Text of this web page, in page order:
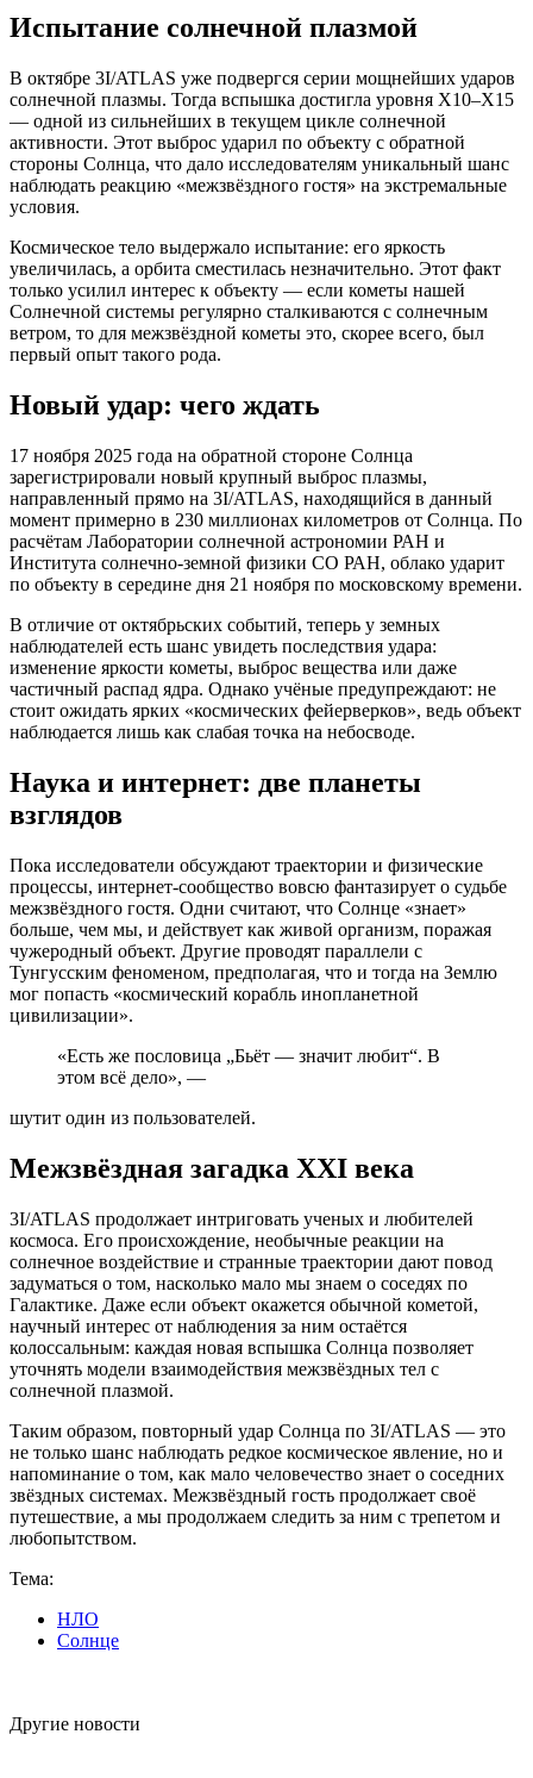
Испытание солнечной плазмой
В октябре 3I/ATLAS уже подвергся серии мощнейших ударов
солнечной плазмы. Тогда вспышка достигла уровня X10–X15
— одной из сильнейших в текущем цикле солнечной
активности. Этот выброс ударил по объекту с обратной
стороны Солнца, что дало исследователям уникальный шанс
наблюдать реакцию «межзвёздного гостя» на экстремальные
условия.
Космическое тело выдержало испытание: его яркость
увеличилась, а орбита сместилась незначительно. Этот факт
только усилил интерес к объекту — если кометы нашей
Солнечной системы регулярно сталкиваются с солнечным
ветром, то для межзвёздной кометы это, скорее всего, был
первый опыт такого рода.
Новый удар: чего ждать
17 ноября 2025 года на обратной стороне Солнца
зарегистрировали новый крупный выброс плазмы,
направленный прямо на 3I/ATLAS, находящийся в данный
момент примерно в 230 миллионах километров от Солнца. По
расчётам Лаборатории солнечной астрономии РАН и
Института солнечно-земной физики СО РАН, облако ударит
по объекту в середине дня 21 ноября по московскому времени.
В отличие от октябрьских событий, теперь у земных
наблюдателей есть шанс увидеть последствия удара:
изменение яркости кометы, выброс вещества или даже
частичный распад ядра. Однако учёные предупреждают: не
стоит ожидать ярких «космических фейерверков», ведь объект
наблюдается лишь как слабая точка на небосводе.
Наука и интернет: две планеты
взглядов
Пока исследователи обсуждают траектории и физические
процессы, интернет-сообщество вовсю фантазирует о судьбе
межзвёздного гостя. Одни считают, что Солнце «знает»
больше, чем мы, и действует как живой организм, поражая
чужеродный объект. Другие проводят параллели с
Тунгусским феноменом, предполагая, что и тогда на Землю
мог попасть «космический корабль инопланетной
цивилизации».
«Есть же пословица „Бьёт — значит любит“. В
этом всё дело», —
шутит один из пользователей.
Межзвёздная загадка XXI века
3I/ATLAS продолжает интриговать ученых и любителей
космоса. Его происхождение, необычные реакции на
солнечное воздействие и странные траектории дают повод
задуматься о том, насколько мало мы знаем о соседях по
Галактике. Даже если объект окажется обычной кометой,
научный интерес от наблюдения за ним остаётся
колоссальным: каждая новая вспышка Солнца позволяет
уточнять модели взаимодействия межзвёздных тел с
солнечной плазмой.
Таким образом, повторный удар Солнца по 3I/ATLAS — это
не только шанс наблюдать редкое космическое явление, но и
напоминание о том, как мало человечество знает о соседних
звёздных системах. Межзвёздный гость продолжает своё
путешествие, а мы продолжаем следить за ним с трепетом и
любопытством.
Тема:
НЛО
Солнце
Другие новости